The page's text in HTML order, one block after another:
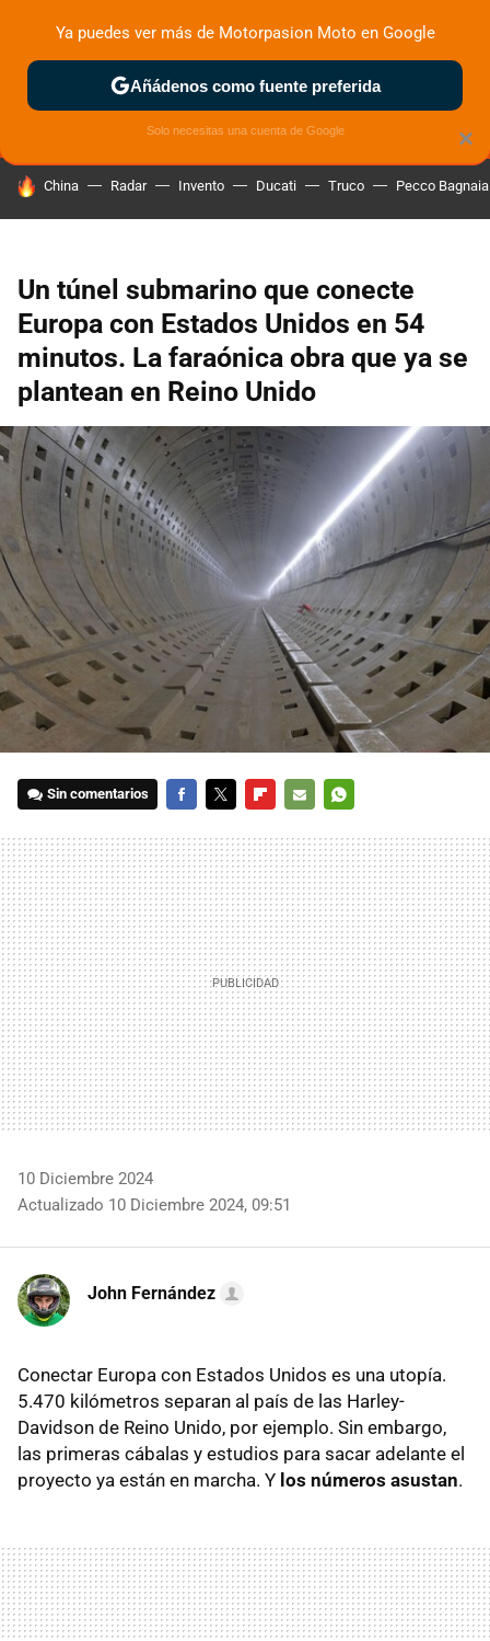
MENÚ NUEVO
ZONA DE PRUEBAS DEPORTIVAS MOTOS ELÉCTRICAS
HOY SE HABLA DE
China Radar Invento Ducati Truco Pecco Bagnaia
Un túnel submarino que conecte
Europa con Estados Unidos en 54
minutos. La faraónica obra que ya se
plantean en Reino Unido
Sin comentarios
MAIL
10 Diciembre 2024
Actualizado 10 Diciembre 2024, 09:51
John Fernández
Conectar Europa con Estados Unidos es una utopía.
5.470 kilómetros separan al país de las Harley-
Davidson de Reino Unido, por ejemplo. Sin embargo,
las primeras cábalas y estudios para sacar adelante el
proyecto ya están en marcha. Y los números asustan.
×
Ya puedes ver más de Motorpasion Moto en Google
Añádenos como fuente preferida
Solo necesitas una cuenta de Google